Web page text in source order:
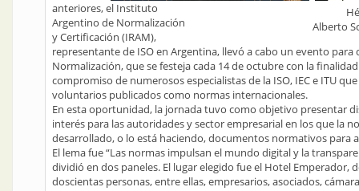
Alberto
anteriores, el Instituto
Argentino de Normalización
y Certificación (IRAM),
representante de ISO en Argentina, llevó a cabo un evento para
Normalización, que se festeja cada 14 de octubre con la
compromiso de numerosos especialistas de la ISO, IEC e ITU
voluntarios publicados como normas internacionales.
En esta oportunidad, la jornada tuvo como objetivo presentar
interés para las autoridades y sector empresarial en los que la
desarrollado, o lo está haciendo, documentos normativos para
El lema fue “Las normas impulsan el mundo digital y la
dividió en dos paneles. El lugar elegido fue el Hotel Emperador,
doscientas personas, entre ellas, empresarios, asociados,